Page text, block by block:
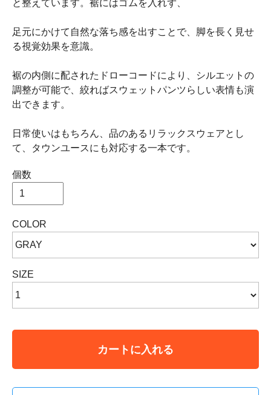
と整えています。裾にはゴムを入れず、
足元にかけて自然な落ち感を出すことで、脚を長く見せ
る視覚効果を意識。
裾の内側に配されたドローコードにより、シルエットの
調整が可能で、絞ればスウェットパンツらしい表情も演
出できます。
日常使いはもちろん、品のあるリラックスウェアとし
て、タウンユースにも対応する一本です。
個数
COLOR
SIZE
カートに入れる